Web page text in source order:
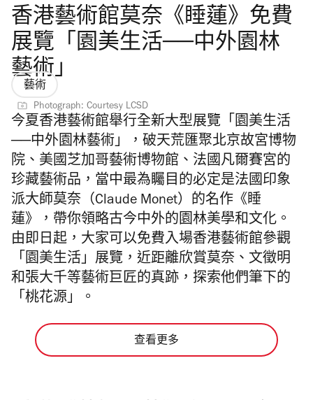
香港藝術館莫奈《睡蓮》免費
展覽「園美生活──中外園林
藝術」
藝術
Photograph: Courtesy LCSD
今夏香港藝術館舉行全新大型展覽「園美生活
──中外園林藝術」，破天荒匯聚北京故宮博物
院、美國芝加哥藝術博物館、法國凡爾賽宮的
珍藏藝術品，當中最為矚目的必定是法國印象
派大師莫奈（Claude Monet）的名作《睡
蓮》，帶你領略古今中外的園林美學和文化。
由即日起，大家可以免費入場香港藝術館參觀
「園美生活」展覽，近距離欣賞莫奈、文徵明
和張大千等藝術巨匠的真跡，探索他們筆下的
「桃花源」。
查看更多